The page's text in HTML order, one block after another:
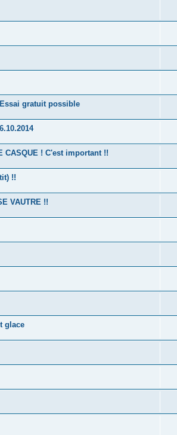
Essai gratuit possible
CASQUE ! C'est important !!
!!
VAUTRE !!
glace